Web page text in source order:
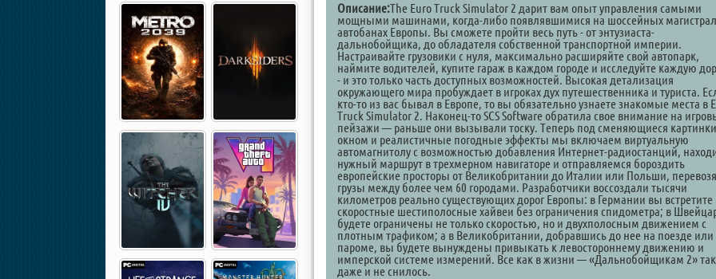
Описание:The Euro Truck Simulator 2 дарит вам опыт управления самыми
мощными машинами, когда-либо появлявшимися на шоссейных
автобанах Европы. Вы сможете пройти весь путь - от энтузиаста-
дальнобойщика, до обладателя собственной транспортной империи.
Настраивайте грузовики с нуля, максимально расширяйте свой автопарк,
наймите водителей, купите гараж в каждом городе и исследуйте каждую
- и это только часть доступных возможностей. Высокая детализация
окружающего мира пробуждает в игроках дух путешественника и туриста.
кто-то из вас бывал в Европе, то вы обязательно узнаете знакомые места в
Truck Simulator 2. Наконец-то SCS Software обратила свое внимание на
пейзажи — раньше они вызывали тоску. Теперь под сменяющиеся
окном и реалистичные погодные эффекты мы включаем виртуальную
автомагнитолу с возможностью добавления Интернет-радиостанций,
нужный маршрут в трехмерном навигаторе и отправляемся бороздить
европейские просторы от Великобритании до Италии или Польши, перевозя
грузы между более чем 60 городами. Разработчики воссоздали тысячи
километров реально существующих дорог Европы: в Германии вы встретите
скоростные шестиполосные хайвеи без ограничения спидометра; в
будете ограничены не только скоростью, но и двухполосным движением с
плотным трафиком; а в Великобритании, добравшись до нее на поезде или
пароме, вы будете вынуждены привыкать к левостороннему движению и
имперской системе измерений. Все как в жизни — «Дальнобойщикам 2»
даже и не снилось.